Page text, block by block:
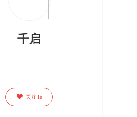
千启
 关注Ta